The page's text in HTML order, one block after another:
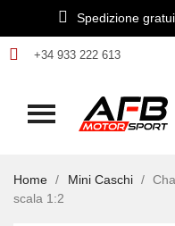
Spedizione
+34 933 222 613
Home Mini Caschi
scala 1:2